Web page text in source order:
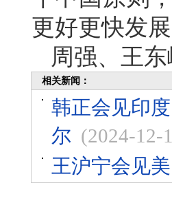
更好更快发
周强、王
相关新闻：
韩正会见印
尔 (2024-12-
王沪宁会见